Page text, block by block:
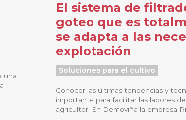
una
El sistema de
goteo que es
se adapta a las
explotación
Soluciones para el cultivo
Conocer las últimas tendencias y
importante para facilitar las labores
agricultor. En Demoviña la empresa